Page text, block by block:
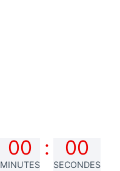
00
MINUTES
: 00
SECONDES